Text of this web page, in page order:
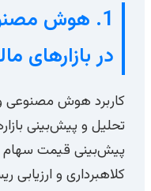
1. هوش
در بازارهای
کاربرد هوش مصنوعی و
تحلیل و پیش‌بینی
پیش‌بینی قیمت سهام
کلاهبرداری و ارزیابی